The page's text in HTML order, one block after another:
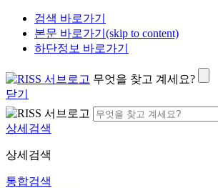
검색 바로가기
본문 바로가기(skip to content)
하단정보 바로가기
무엇을 찾고 계세요?
닫기
상세검색
상세검색
통합검색